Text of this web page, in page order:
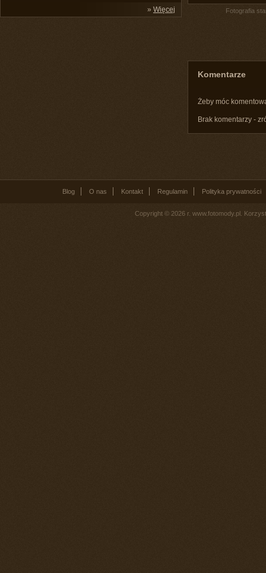
» Więcej Fotografia
Komentarze
Żeby móc
Brak komentarzy -
Blog O nas Kontakt Regulamin Polityka prywatności
Copyright © 2026 r. www.fotomody.pl.